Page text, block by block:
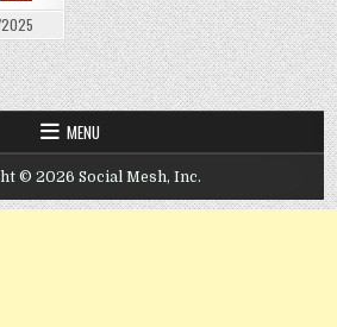
MENU
© 2026 Social Mesh, Inc.